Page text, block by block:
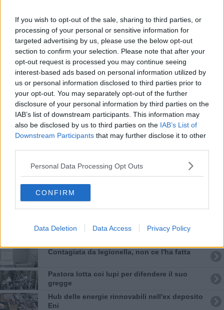
If you wish to opt-out of the sale, sharing to third parties, or
processing of your personal or sensitive information for
targeted advertising by us, please use the below opt-out
section to confirm your selection. Please note that after your
opt-out request is processed you may continue seeing
interest-based ads based on personal information utilized by
us or personal information disclosed to third parties prior to
your opt-out. You may separately opt-out of the further
disclosure of your personal information by third parties on the
IAB’s list of downstream participants. This information may
also be disclosed by us to third parties on the IAB’s List of
Downstream Participants that may further disclose it to other
Personal Data Processing Opt Outs
CONFIRM
Data Deletion Data Access Privacy Policy
La piantagione di cannabis nella serra
domestica
Cinghiale si rinfresca con un bagno in mare
Notte di fuoco e il bosco brucia ancora
Chili di droga nascosti nel frigo del vicino
L'assessore regionale boccia
l'ossicombustore
Noleggio abusivo di barche, incastrati dai
social
Omicidio in carcere, ucciso un detenuto
Incendi nei boschi, un'altra giornata di fuoco
Un cadavere nella cisterna biologica interrata
E' morto Francesco Guccini
Contagiata da legionella, non ce l'ha fatta
Pastora lotta coi lupi per difendere il suo
gregge
Hub delle energie rinnovabili nell'ex deposito
Eni